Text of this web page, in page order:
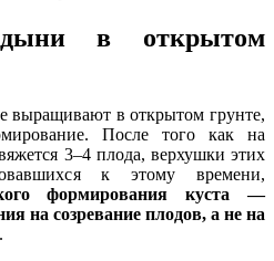
дыни в открытом
выращивают в открытом грунте,
После того как на
3–4 плода, верхушки этих
к этому времени,
формирования куста —
на созревание плодов, а не на
.